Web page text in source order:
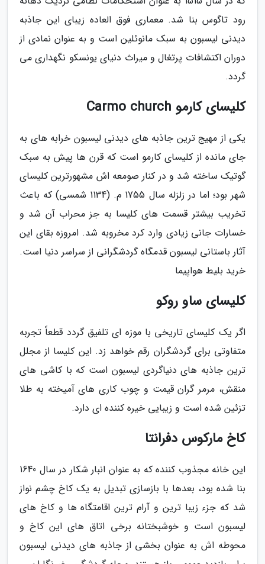
رود تاگوس بنا شد. معماری فوق العاده زیبای این جاذبه
دیدنی لیسبون به سبک مانوئلین است و به عنوان نمادی از
دوران اکتشافات پرتغال و میراث دنیای یونسکو نگهداری می
گردد.
کلیسای کارمو Carmo church
یکی از مهیج ترین جاذبه های دیدنی لیسبون خرابه های به
جای مانده از کلیسای کارمو است که قرن ها پیش به سبک
گوتیک ساخته شد و در کنار صومعه اش مشهورترین کلیسای
شهر بود؛ اما در زلزله سال 1755 م. (1134 شمسی) که باعث
تخریب بیشتر قسمت های کلیسا به جز محراب آن شد و
خسارات جانی زیادی وارد کرد مخروبه شد. امروزه بقای این
آثار باستانی لیسبون قدمگاه گردشگرانی از سراسر دنیا است.
خرید بلیط هواپیما
کلیسای ساو روکو
اگر یک کلیسای تاریخی با موزه ای تلفیق گردد قطعاً تجربه
متفاوتی برای گردشگران رقم خواهد زد. این کلیسا از مجلل
ترین جاذبه های دنیاگردی لیسبون است که با کاشی های
منقش، مرمر گران قیمت و چوب کاری های آمیخته به طلا
تزئین شده است و زیبایی خیره کننده ای دارد.
کاخ مارکوس دفرانتا
این خانه مجذوب کننده که به عنوان انبار شکار در سال 1640
بنا شده بود، بعدها با بازسازی تبدیل به یک کاخ چشم نواز
شد که جزء زیبا ترین و آرام ترین اقامتگاه ها و کاخ های
لیسبون است و خوشبختانه برخی اتاق های این کاخ و
محوطه اش به عنوان بخشی از جاذبه های دیدنی لیسبون